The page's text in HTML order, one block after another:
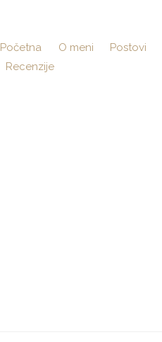
Početna O meni Postovi
Recenzije